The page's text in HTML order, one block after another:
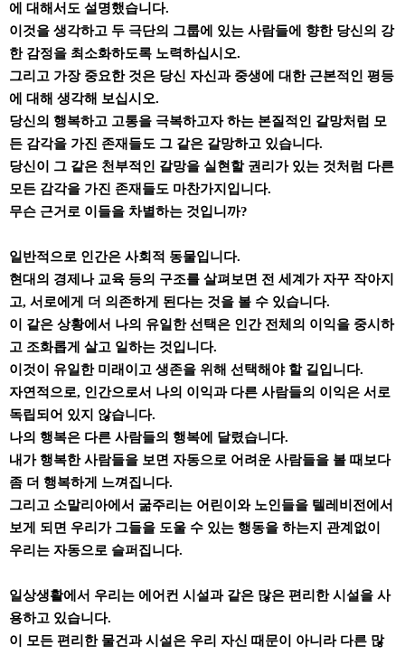
에 대해서도 설명했습니다.
이것을 생각하고 두 극단의 그룹에 있는 사람들에 향한 당신의 강
한 감정을 최소화하도록 노력하십시오.
그리고 가장 중요한 것은 당신 자신과 중생에 대한 근본적인 평등
에 대해 생각해 보십시오.
당신의 행복하고 고통을 극복하고자 하는 본질적인 갈망처럼 모
든 감각을 가진 존재들도 그 같은 갈망하고 있습니다.
당신이 그 같은 천부적인 갈망을 실현할 권리가 있는 것처럼 다른
모든 감각을 가진 존재들도 마찬가지입니다.
무슨 근거로 이들을 차별하는 것입니까?
일반적으로 인간은 사회적 동물입니다.
현대의 경제나 교육 등의 구조를 살펴보면 전 세계가 자꾸 작아지
고, 서로에게 더 의존하게 된다는 것을 볼 수 있습니다.
이 같은 상황에서 나의 유일한 선택은 인간 전체의 이익을 중시하
고 조화롭게 살고 일하는 것입니다.
이것이 유일한 미래이고 생존을 위해 선택해야 할 길입니다.
자연적으로, 인간으로서 나의 이익과 다른 사람들의 이익은 서로
독립되어 있지 않습니다.
나의 행복은 다른 사람들의 행복에 달렸습니다.
내가 행복한 사람들을 보면 자동으로 어려운 사람들을 볼 때보다
좀 더 행복하게 느껴집니다.
그리고 소말리아에서 굶주리는 어린이와 노인들을 텔레비전에서
보게 되면 우리가 그들을 도울 수 있는 행동을 하는지 관계없이
우리는 자동으로 슬퍼집니다.
일상생활에서 우리는 에어컨 시설과 같은 많은 편리한 시설을 사
용하고 있습니다.
이 모든 편리한 물건과 시설은 우리 자신 때문이 아니라 다른 많